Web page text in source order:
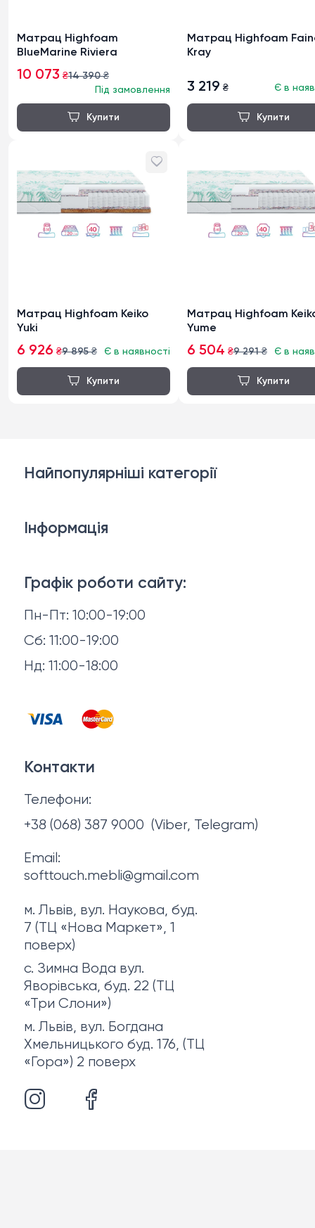
Матрац Highfoam
BlueMarine Riviera
10 073 ₴14 390₴
Під замовлення
Матрац Highfoam
Kray
3 219 ₴ Є в
Матрац Highfoam Keiko
Yuki
6 926 ₴9 895₴ Є в наявності
Матрац Highfoam
Yume
6 504 ₴9 291₴ Є в
Графік роботи сайту:
Пн-Пт: 10:00-19:00
Сб: 11:00-19:00
Нд: 11:00-18:00
Найпопулярніші категорії
Матраци
Аксесуари для сну
Тумби та комоди
Інформація
Повернення й обмін
Відгуки
Контакти
Політика конфіденційності
Контакти
Телефони:
+38 (068) 387 9000 (Viber, Telegram)
Email:
softtouch.mebli@gmail.com
м. Львів, вул. Наукова, буд.
7 (ТЦ «Нова Маркет», 1
поверх)
с. Зимна Вода вул.
Яворівська, буд. 22 (ТЦ
«Три Слони»)
м. Львів, вул. Богдана
Хмельницького буд. 176, (ТЦ
«Гора») 2 поверх